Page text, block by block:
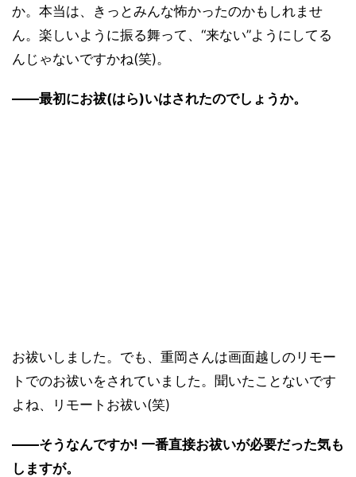
か。本当は、きっとみんな怖かったのかもしれませ
ん。楽しいように振る舞って、“来ない”ようにしてる
んじゃないですかね(笑)。
――最初にお祓(はら)いはされたのでしょうか。
お祓いしました。でも、重岡さんは画面越しのリモー
トでのお祓いをされていました。聞いたことないです
よね、リモートお祓い(笑)
――そうなんですか! 一番直接お祓いが必要だった気も
しますが。